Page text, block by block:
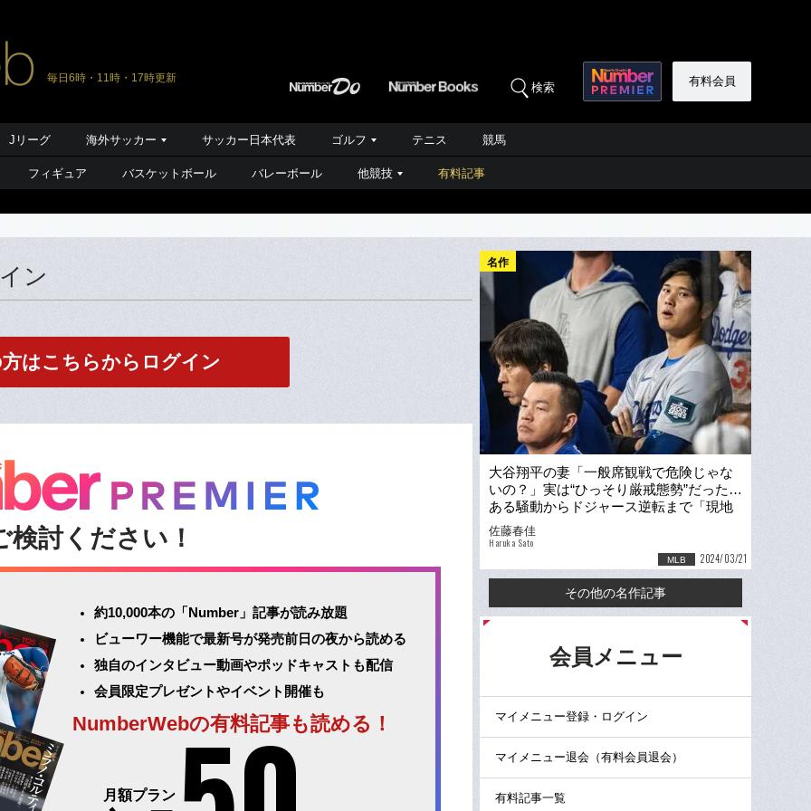
毎日6時・11時・17時更新
検索 有料会員
Jリーグ 海外サッカー サッカー日本代表 ゴルフ テニス 競馬
フィギュア バスケットボール バレーボール 他競技 有料記事
ン
はこちらからログイン
検討ください！
約10,000本の「Number」記事が読み放題
ビューワー機能で最新号が発売前日の夜から読める
独自のインタビュー動画やポッドキャストも配信
会員限定プレゼントやイベント開催も
NumberWebの有料記事も読める！
月額プラン
名作
大谷翔平の妻「一般席観戦で危険じゃな
いの？」実は“ひっそり厳戒態勢”だった…
ある騒動からドジャース逆転まで「現地
で目撃」韓国開幕戦ウラ側
佐藤春佳
Haruka Sato
MLB 2024/03/21
その他の名作記事
会員メニュー
マイメニュー登録・ログイン
マイメニュー退会（有料会員退会）
有料記事一覧